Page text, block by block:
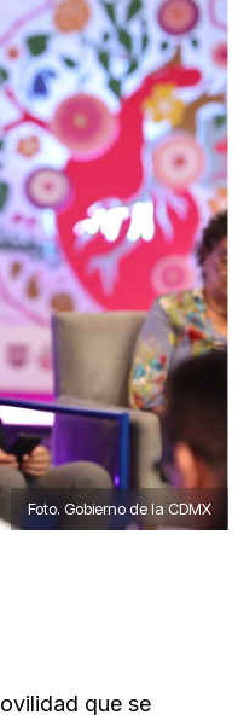
Foto. Gobierno de la CDMX
que se